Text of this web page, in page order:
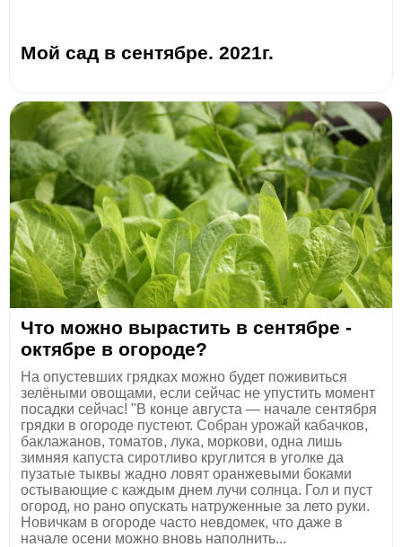
Мой сад в сентябре. 2021г.
Что можно вырастить в сентябре -
октябре в огороде?
На опустевших грядках можно будет поживиться
зелёными овощами, если сейчас не упустить момент
посадки сейчас! "В конце августа — начале сентября
грядки в огороде пустеют. Собран урожай кабачков,
баклажанов, томатов, лука, моркови, одна лишь
зимняя капуста сиротливо круглится в уголке да
пузатые тыквы жадно ловят оранжевыми боками
остывающие с каждым днем лучи солнца. Гол и пуст
огород, но рано опускать натруженные за лето руки.
Новичкам в огороде часто невдомек, что даже в
начале осени можно вновь наполнить...